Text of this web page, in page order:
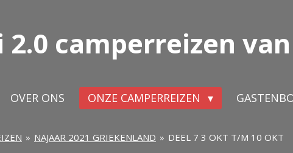
2.0 camperreizen
OVER ONS ONZE CAMPERREIZEN
» NAJAAR 2021 GRIEKENLAND » DEEL 7 3 OKT T/M 10 OKT